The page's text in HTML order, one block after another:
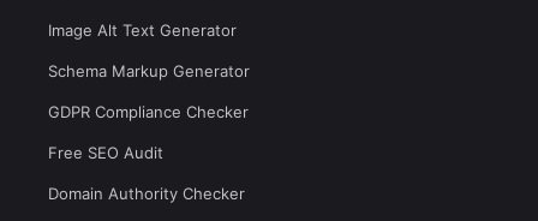
Image Alt Text Generator
Schema Markup Generator
GDPR Compliance Checker
Free SEO Audit
Domain Authority Checker